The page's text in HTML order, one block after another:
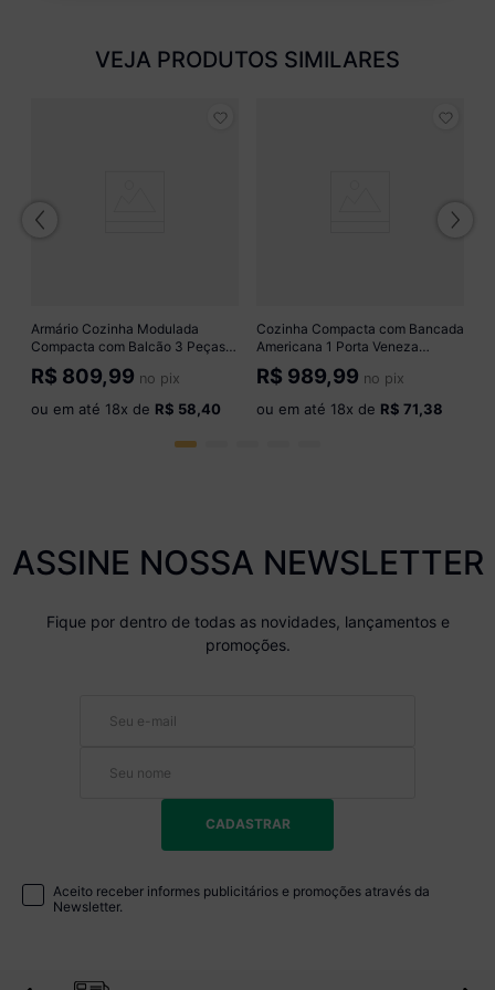
VEJA PRODUTOS SIMILARES
Armário Cozinha Modulada
Compacta com Balcão 3 Peças
Veneza Multimóveis MP3765
Preto/Dourado
R$ 809,99 no pix
ou em até 18x de R$ 58,40
Cozinha Compacta com Bancada
Americana 1 Porta Veneza
Multimóveis MP2207
Branco/Preto
R$ 989,99 no pix
ou em até 18x de R$ 71,38
ASSINE NOSSA NEWSLETTER
Fique por dentro de todas as novidades, lançamentos e
promoções.
CADASTRAR
Aceito receber informes publicitários e promoções através da
Newsletter.